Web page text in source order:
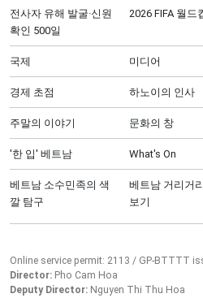
전사자 유해 발굴·신원
확인 500일
2026 FIFA 월드
국제 미디어
경제 초점 하노이의 인사
주말의 이야기 문화의 창
'한 입' 베트남 What's On
베트남 소수민족의 색
깔 탐구
베트남 거리거
보기
Online service permit: 2113 / GP-BTTTT
Director: Pho Cam Hoa
Deputy Director: Nguyen Thi Thu Hoa